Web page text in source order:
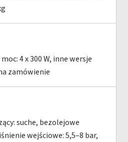
4 x 300 W, inne wersje
zamówienie
suche, bezolejowe
wejściowe: 5,5–8 bar,